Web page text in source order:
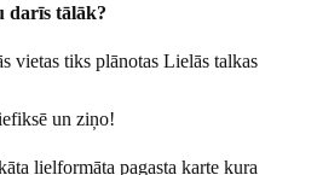
darīs tālāk?
vietas tiks plānotas Lielās talkas
un ziņo!
lielformāta pagasta karte kura